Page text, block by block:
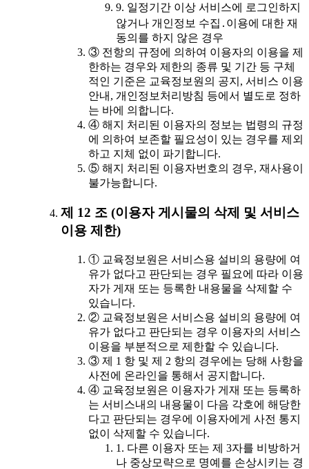
9. 일정기간 이상 서비스에 로그인하지
않거나 개인정보 수집․이용에 대한 재
동의를 하지 않은 경우
③ 전항의 규정에 의하여 이용자의 이용을 제
한하는 경우와 제한의 종류 및 기간 등 구체
적인 기준은 교육정보원의 공지, 서비스 이용
안내, 개인정보처리방침 등에서 별도로 정하
는 바에 의합니다.
④ 해지 처리된 이용자의 정보는 법령의 규정
에 의하여 보존할 필요성이 있는 경우를 제외
하고 지체 없이 파기합니다.
⑤ 해지 처리된 이용자번호의 경우, 재사용이
불가능합니다.
제 12 조 (이용자 게시물의 삭제 및 서비스
이용 제한)
① 교육정보원은 서비스용 설비의 용량에 여
유가 없다고 판단되는 경우 필요에 따라 이용
자가 게재 또는 등록한 내용물을 삭제할 수
있습니다.
② 교육정보원은 서비스용 설비의 용량에 여
유가 없다고 판단되는 경우 이용자의 서비스
이용을 부분적으로 제한할 수 있습니다.
③ 제 1 항 및 제 2 항의 경우에는 당해 사항을
사전에 온라인을 통해서 공지합니다.
④ 교육정보원은 이용자가 게재 또는 등록하
는 서비스내의 내용물이 다음 각호에 해당한
다고 판단되는 경우에 이용자에게 사전 통지
없이 삭제할 수 있습니다.
1. 다른 이용자 또는 제 3자를 비방하거
나 중상모략으로 명예를 손상시키는 경